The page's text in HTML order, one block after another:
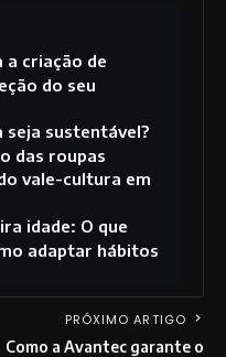
a criação de
do seu
seja sustentável?
das roupas
vale-cultura em
idade: O que
adaptar hábitos
PRÓXIMO ARTIGO
Como a Avantec garante o